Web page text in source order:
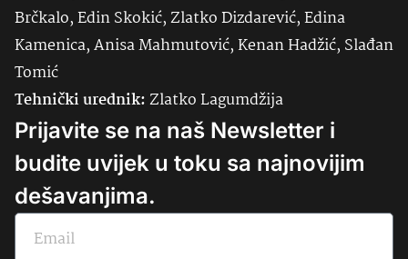
Brčkalo, Edin Skokić, Zlatko Dizdarević, Edina
Kamenica, Anisa Mahmutović, Kenan Hadžić, Slađan
Tomić
Tehnički urednik:Zlatko Lagumdžija
Prijavite se na naš Newsletter i
budite uvijek u toku sa najnovijim
dešavanjima.